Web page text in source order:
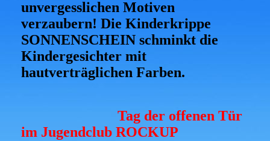
unvergesslichen Motiven
verzaubern! Die Kinderkrippe
SONNENSCHEIN schminkt die
Kindergesichter mit
hautverträglichen Farben.
Tag der offenen Tür
im Jugendclub ROCKUP